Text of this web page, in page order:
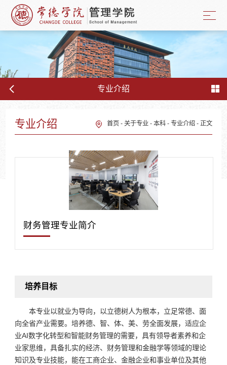
专业介绍
专业介绍 首页 -关于专业 -本科 -专业介绍 - 正文
财务管理专业简介
培养目标
本专业以就业为导向，以立德树人为根本，立足常德、面
向全省产业需要。培养德、智、体、美、劳全面发展，适应企
业AI数字化转型和智能财务管理的需要，具有领导者素养和企
业家思维，具备扎实的经济、财务管理和金融学等领域的理论
知识及专业技能，能在工商企业、金融企业和事业单位及其他